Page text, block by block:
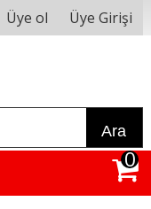
Üye ol Üye Girişi
Ara
0